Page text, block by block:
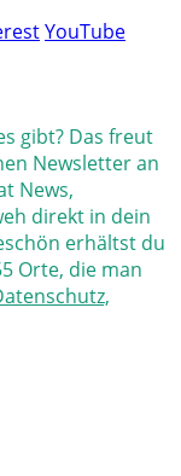
YouTube
gibt? Das freut
Newsletter an
News,
direkt in dein
erhältst du
Orte, die man